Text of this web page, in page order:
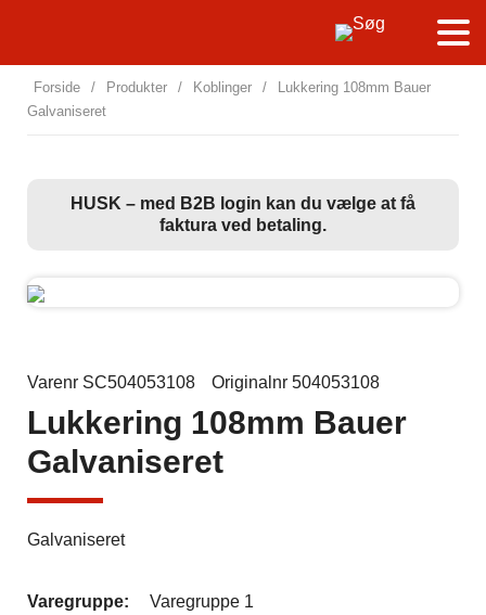
Forside / Produkter / Koblinger /
Lukkering 108mm Bauer
Galvaniseret
HUSK – med B2B login kan du vælge at få
faktura ved betaling.
Varenr SC504053108 Originalnr 504053108
Lukkering 108mm Bauer
Galvaniseret
Galvaniseret
Varegruppe:
Varegruppe 1